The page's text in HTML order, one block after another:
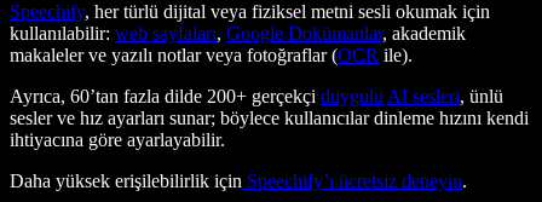
Speechify, her türlü dijital veya fiziksel metni sesli okumak için
kullanılabilir: web sayfaları, Google Dokümanlar, akademik
makaleler ve yazılı notlar veya fotoğraflar (OCR ile).
Ayrıca, 60’tan fazla dilde 200+ gerçekçi duygulu AI sesleri, ünlü
sesler ve hız ayarları sunar; böylece kullanıcılar dinleme hızını kendi
ihtiyacına göre ayarlayabilir.
Daha yüksek erişilebilirlik için Speechify’ı ücretsiz deneyin.